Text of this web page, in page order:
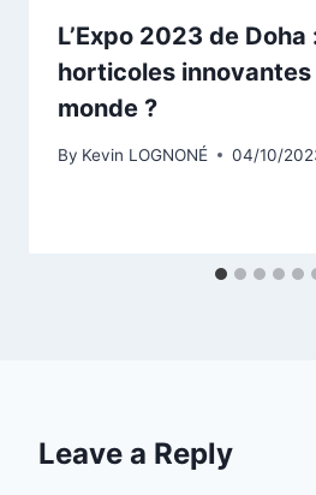
L’Expo 2023 de
horticoles innovantes
monde ?
By Kevin LOGNONÉ 04/10/
Leave a Reply